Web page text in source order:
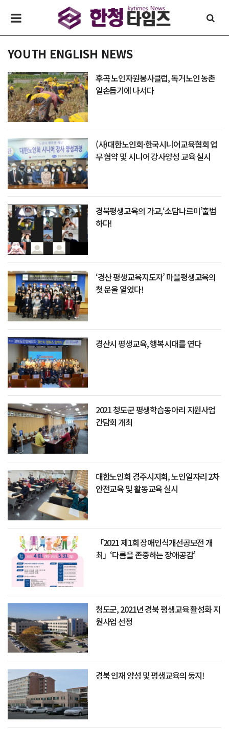
YOUTH ENGLISH NEWS
후곡 노인자원봉사클럽, 독거노인 농촌
일손돕기에 나서다
(사)대한노인회·한국시니어교육협회 업
무 협약 및 시니어 강사양성 교육 실시
경북평생교육의 가교,‘소담나르미’출범
하다!
‘경산 평생교육지도자’ 마을평생교육의
첫 문을 열었다!
경산시 평생교육, 행복시대를 연다
2021 청도군 평생학습동아리 지원사업
간담회 개최
대한노인회 경주시지회, 노인일자리 2차
안전교육 및 활동교육 실시
「2021 제1회 장애인식개선공모전 개
최」‘다름을 존중하는 장애공감’
청도군, 2021년 경북 평생교육 활성화 지
원사업 선정
경북 인재 양성 및 평생교육의 둥지!